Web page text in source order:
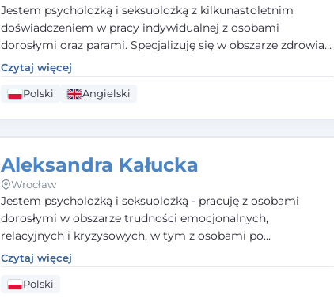
Jestem psycholożką i seksuolożką z kilkunastoletnim
doświadczeniem w pracy indywidualnej z osobami
dorosłymi oraz parami. Specjalizuję się w obszarze zdrowia
seksualnego, żałoby, kryzysów życiowych i wypalenia
zawodowego. Pracuję w języku polskim i angielskim, w
podejściu humanistycznym, opartym na partnerstwie i
Czytaj więcej
Polski Angielski
Aleksandra Kałucka
Wrocław
Jestem psycholożką i seksuolożką - pracuję z osobami
dorosłymi w obszarze trudności emocjonalnych,
relacyjnych i kryzysowych, w tym z osobami po
doświadczeniach przemocy. Ukończyłam psychologię
kliniczną oraz studia podyplomowe z interwencji kryzysowej
i seksuologii klinicznej na SWPS we Wrocławiu. W pracy
Czytaj więcej
Polski